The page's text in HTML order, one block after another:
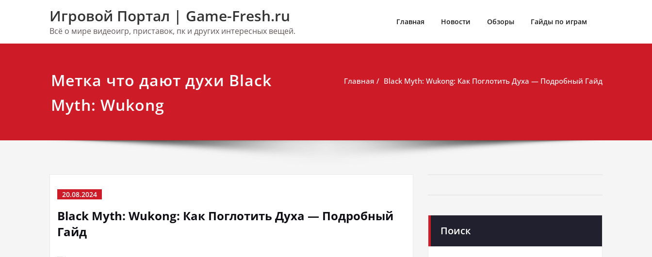
Игровой Портал | Game-Fresh.ru
Всё о мире видеоигр, приставок, пк и других интересных вещей.
Главная Новости Обзоры Гайды по играм
Метка что дают духи Black
Myth: Wukong
Главная Black Myth: Wukong: Как Поглотить Духа — Подробный Гайд
20.08.2024
Black Myth: Wukong: Как Поглотить Духа — Подробный
Гайд
Поиск